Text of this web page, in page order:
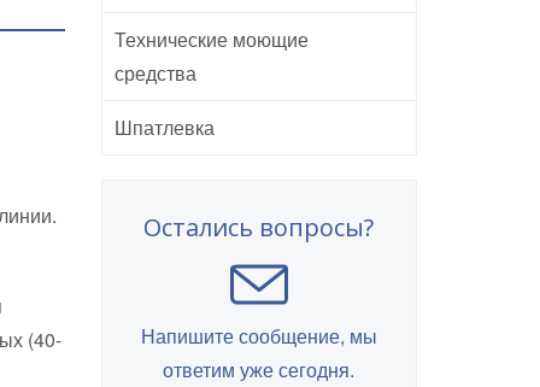
(40-
Технические моющие
средства
Шпатлевка
Остались вопросы?
Напишите сообщение, мы
ответим уже сегодня.